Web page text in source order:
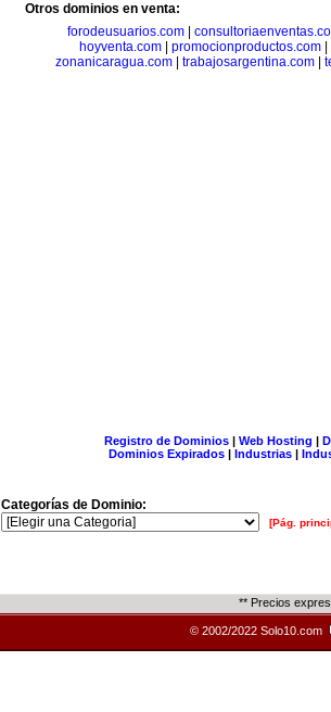
Otros dominios en venta:
forodeusuarios.com
hoyventa.com| promocionproductos.com|
zonanicaragua.com
trabajosargentina.com
Registro de Dominios| Web Hosting |
Dominios Expirados | Industrias |
Categorías de Dominio:
[Pág.
** Precios
© 2002/2022 Solo10.com